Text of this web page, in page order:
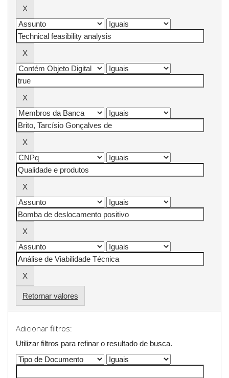
Retornar valores
Adicionar filtros:
Utilizar filtros para refinar o resultado de busca.